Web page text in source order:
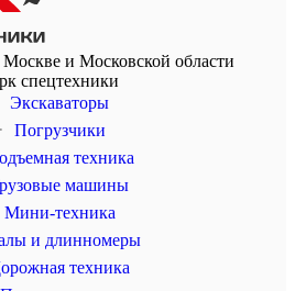
и Московской области
спецтехники
Экскаваторы
Погрузчики
техника
машины
Мини-техника
и длинномеры
техника